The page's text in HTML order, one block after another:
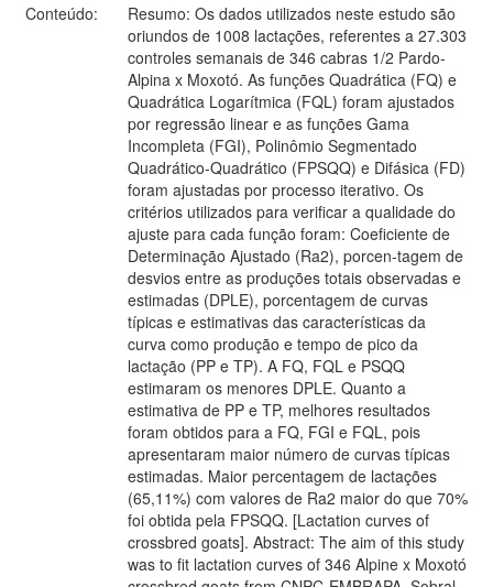
Conteúdo:
Resumo: Os dados utilizados neste estudo são
oriundos de 1008 lactações, referentes a 27.303
controles semanais de 346 cabras 1/2 Pardo-
Alpina x Moxotó. As funções Quadrática (FQ) e
Quadrática Logarítmica (FQL) foram ajustados
por regressão linear e as funções Gama
Incompleta (FGI), Polinômio Segmentado
Quadrático-Quadrático (FPSQQ) e Difásica (FD)
foram ajustadas por processo iterativo. Os
critérios utilizados para verificar a qualidade do
ajuste para cada função foram: Coeficiente de
Determinação Ajustado (Ra2), porcen-tagem de
desvios entre as produções totais observadas e
estimadas (DPLE), porcentagem de curvas
típicas e estimativas das características da
curva como produção e tempo de pico da
lactação (PP e TP). A FQ, FQL e PSQQ
estimaram os menores DPLE. Quanto a
estimativa de PP e TP, melhores resultados
foram obtidos para a FQ, FGI e FQL, pois
apresentaram maior número de curvas típicas
estimadas. Maior percentagem de lactações
(65,11%) com valores de Ra2 maior do que 70%
foi obtida pela FPSQQ. [Lactation curves of
crossbred goats]. Abstract: The aim of this study
was to fit lactation curves of 346 Alpine x Moxotó